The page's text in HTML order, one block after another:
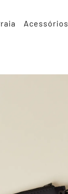
Acessórios